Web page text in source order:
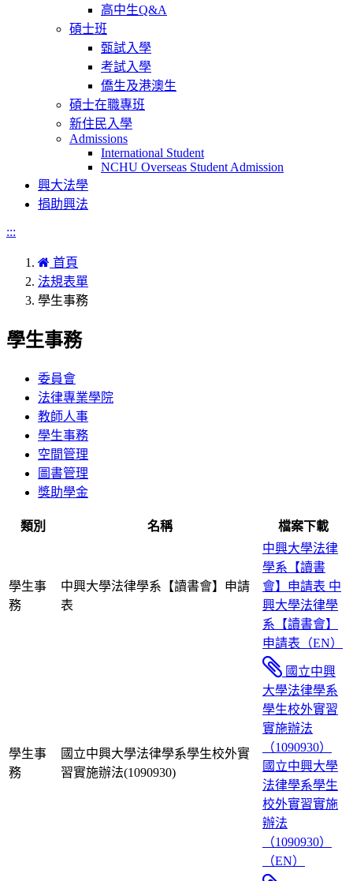
高中生Q&A
碩士班
甄試入學
考試入學
僑生及港澳生
碩士在職專班
新住民入學
Admissions
International Student
NCHU Overseas Student Admission
興大法學
捐助興法
:::
首頁
法規表單
學生事務
學生事務
委員會
法律專業學院
教師人事
學生事務
空間管理
圖書管理
獎助學金
類別 名稱 檔案下載
學生事
務
中興大學法律學系【讀書會】申請
表
中興大學法律
學系【讀書
會】申請表 中
興大學法律學
系【讀書會】
申請表（EN）
學生事
務
國立中興大學法律學系學生校外實
習實施辦法(1090930)
國立中興
大學法律學系
學生校外實習
實施辦法
（1090930）
國立中興大學
法律學系學生
校外實習實施
辦法
（1090930）
（EN）